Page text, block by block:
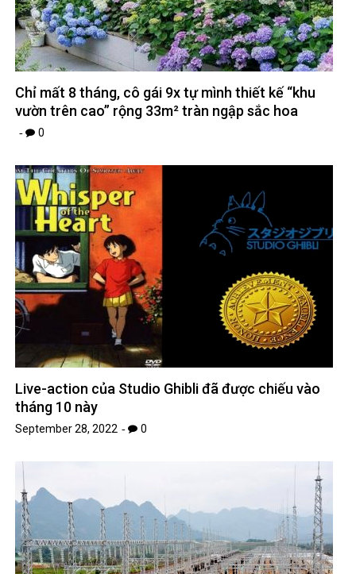
Chỉ mất 8 tháng, cô gái 9x tự mình thiết kế “khu
vườn trên cao” rộng 33m² tràn ngập sắc hoa
0
Live-action của Studio Ghibli đã được chiếu vào
tháng 10 này
September 28, 2022 0